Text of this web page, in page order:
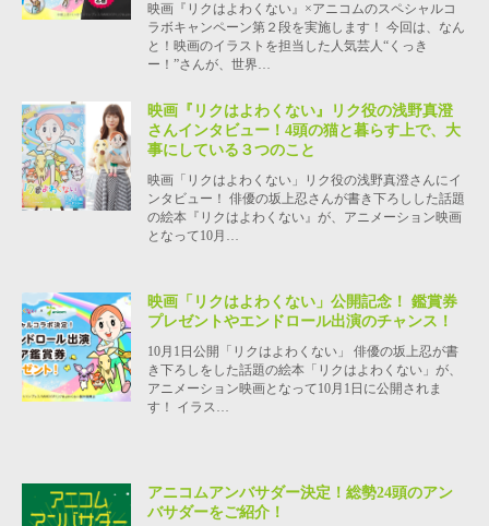
映画『リクはよわくない』×アニコムのスペシャルコ
ラボキャンペーン第２段を実施します！ 今回は、なん
と！映画のイラストを担当した人気芸人“くっき
ー！”さんが、世界…
映画『リクはよわくない』リク役の浅野真澄
さんインタビュー！4頭の猫と暮らす上で、大
事にしている３つのこと
映画「リクはよわくない」リク役の浅野真澄さんにイ
ンタビュー！ 俳優の坂上忍さんが書き下ろしした話題
の絵本『リクはよわくない』が、アニメーション映画
となって10月…
映画「リクはよわくない」公開記念！ 鑑賞券
プレゼントやエンドロール出演のチャンス！
10月1日公開「リクはよわくない」 俳優の坂上忍が書
き下ろしをした話題の絵本「リクはよわくない」が、
アニメーション映画となって10月1日に公開されま
す！ イラス…
アニコムアンバサダー決定！総勢24頭のアン
バサダーをご紹介！